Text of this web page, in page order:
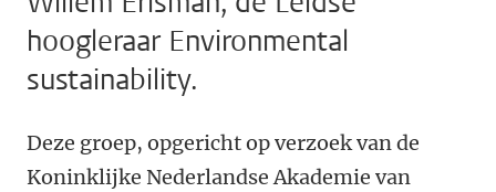
hoogleraar Environmental
sustainability.
Deze groep, opgericht op verzoek van de
Koninklijke Nederlandse Akademie van